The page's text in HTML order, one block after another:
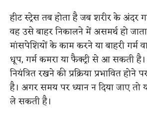
हीट स्ट्रेस तब होता है जब शरीर के अंदर
वह उसे बाहर निकालने में असमर्थ हो
मांसपेशियों के काम करने या बाहरी गर्म
धूप, गर्म कमरा या फैक्ट्री से आ सकती
नियंत्रित रखने की प्रक्रिया प्रभावित होने
है। अगर समय पर ध्यान न दिया जाए तो
ले सकती है।